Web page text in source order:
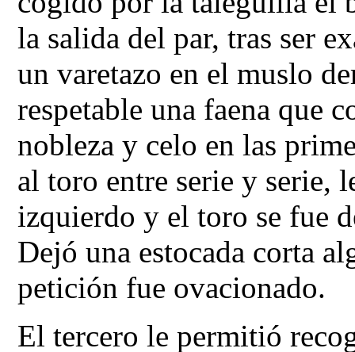
la salida del par, tras ser
un varetazo en el muslo
respetable una faena que
nobleza y celo en las
al toro entre serie y serie,
izquierdo y el toro se fue
Dejó una estocada corta
petición fue ovacionado.
El tercero le permitió